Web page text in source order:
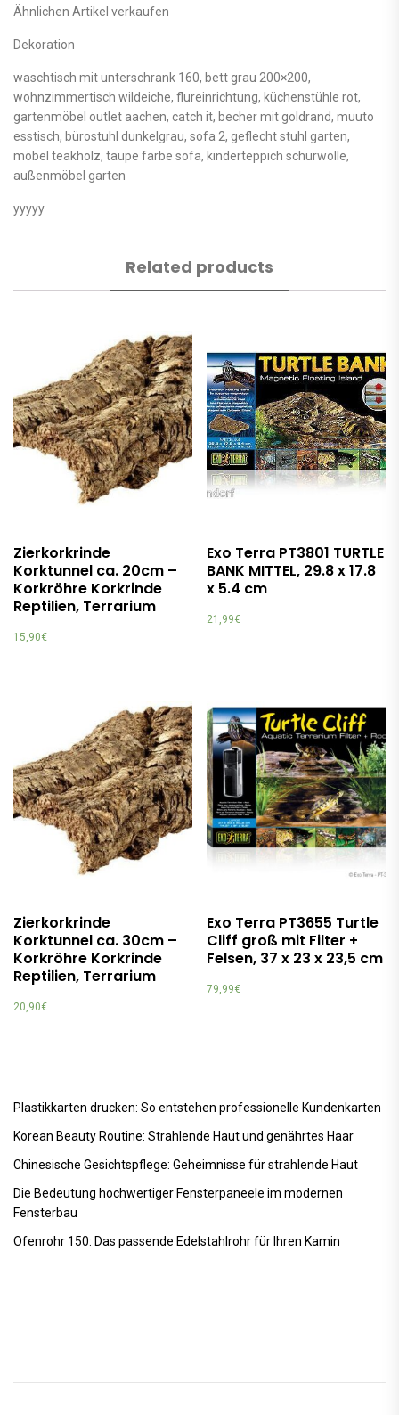
Ähnlichen Artikel verkaufen
Dekoration
waschtisch mit unterschrank 160, bett grau 200×200,
wohnzimmertisch wildeiche, flureinrichtung, küchenstühle rot,
gartenmöbel outlet aachen, catch it, becher mit goldrand, muuto
esstisch, bürostuhl dunkelgrau, sofa 2, geflecht stuhl garten,
möbel teakholz, taupe farbe sofa, kinderteppich schurwolle,
außenmöbel garten
yyyyy
Related products
Zierkorkrinde
Korktunnel ca. 20cm –
Korkröhre Korkrinde
Reptilien, Terrarium
15,90€
Exo Terra PT3801 TURTLE
BANK MITTEL, 29.8 x 17.8
x 5.4 cm
21,99€
Zierkorkrinde
Korktunnel ca. 30cm –
Korkröhre Korkrinde
Reptilien, Terrarium
20,90€
Exo Terra PT3655 Turtle
Cliff groß mit Filter +
Felsen, 37 x 23 x 23,5 cm
79,99€
Plastikkarten drucken: So entstehen professionelle Kundenkarten
Korean Beauty Routine: Strahlende Haut und genährtes Haar
Chinesische Gesichtspflege: Geheimnisse für strahlende Haut
Die Bedeutung hochwertiger Fensterpaneele im modernen
Fensterbau
Ofenrohr 150: Das passende Edelstahlrohr für Ihren Kamin